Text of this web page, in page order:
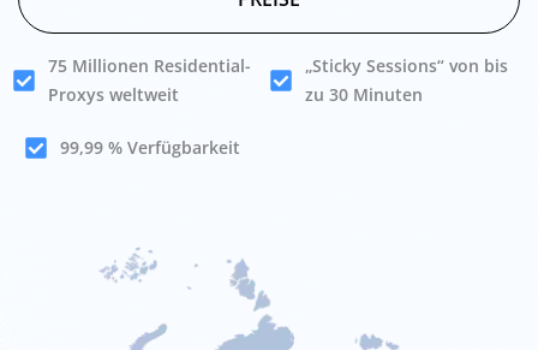
75 Millionen Residential-
Proxys weltweit
„Sticky Sessions“ von bis
zu 30 Minuten
99,99 % Verfügbarkeit